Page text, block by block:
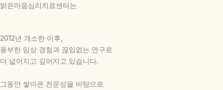
밝은마음심리치료센터는
2012년 개소한 이후,
풍부한 임상 경험과 끊임없는 연구로
더 넓어지고 깊어지고 있습니다.
그동안 쌓아온 전문성을 바탕으로